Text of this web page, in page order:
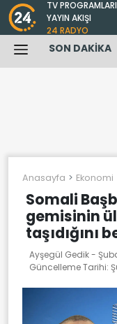
TV PROGRAMLARI
YAYIN AKIŞI
24 RADYO
SON DAKİKA
Anasayfa Ekonomi
Somali
gemisinin
taşıdığını
Ayşegül Gedik -
Güncelleme Tarihi: